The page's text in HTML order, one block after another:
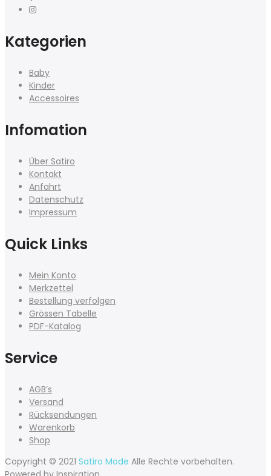
Kategorien
Baby
Kinder
Accessoires
Infomation
Über Satiro
Kontakt
Anfahrt
Datenschutz
Impressum
Quick Links
Mein Konto
Merkzettel
Bestellung verfolgen
Grössen Tabelle
PDF-Katalog
Service
AGB’s
Versand
Rücksendungen
Warenkorb
Shop
Copyright © 2021 Satiro Mode Alle Rechte vorbehalten.